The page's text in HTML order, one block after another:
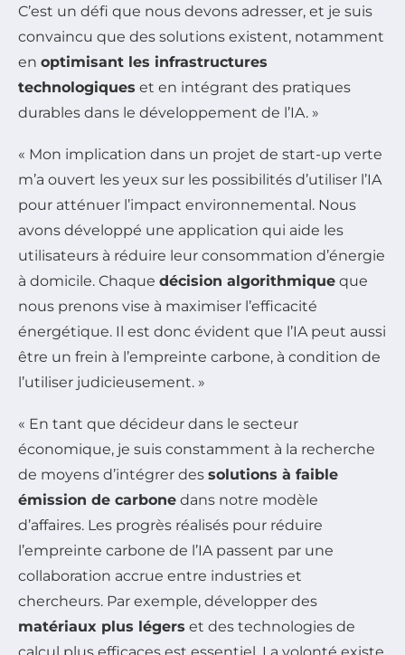
C’est un défi que nous devons adresser, et je suis
convaincu que des solutions existent, notamment
en optimisant les infrastructures
technologiques et en intégrant des pratiques
durables dans le développement de l’IA. »
« Mon implication dans un projet de start-up verte
m’a ouvert les yeux sur les possibilités d’utiliser l’IA
pour atténuer l’impact environnemental. Nous
avons développé une application qui aide les
utilisateurs à réduire leur consommation d’énergie
à domicile. Chaque décision algorithmique que
nous prenons vise à maximiser l’efficacité
énergétique. Il est donc évident que l’IA peut aussi
être un frein à l’empreinte carbone, à condition de
l’utiliser judicieusement. »
« En tant que décideur dans le secteur
économique, je suis constamment à la recherche
de moyens d’intégrer des solutions à faible
émission de carbone dans notre modèle
d’affaires. Les progrès réalisés pour réduire
l’empreinte carbone de l’IA passent par une
collaboration accrue entre industries et
chercheurs. Par exemple, développer des
matériaux plus légers et des technologies de